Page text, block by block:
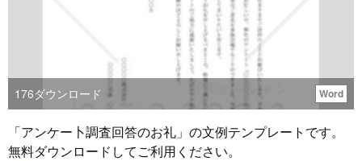
176ダウンロード Word
「アンケー卜調査回答のお礼」の文例テンプレートです。
無料ダウンロードしてご利用ください。